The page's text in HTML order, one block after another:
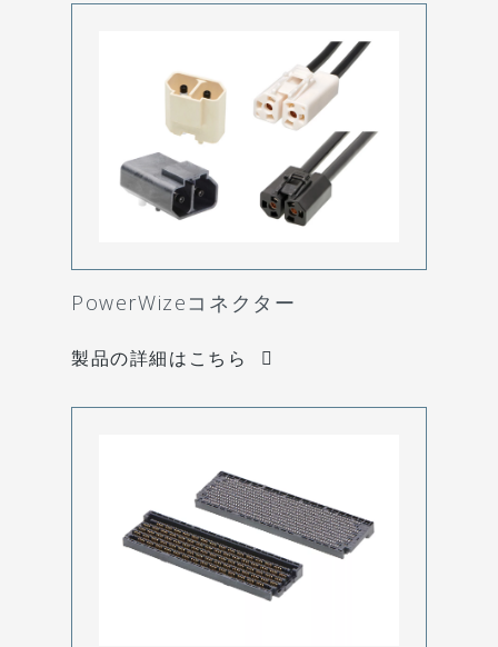
PowerWizeコネクター
製品の詳細はこちら